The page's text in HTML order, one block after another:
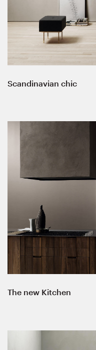
Scandinavian chic
The new Kitchen